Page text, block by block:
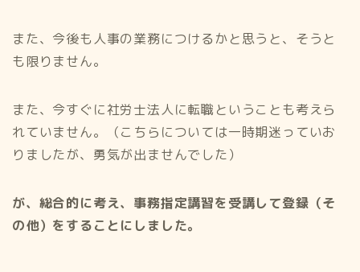
また、今後も人事の業務につけるかと思うと、そうと
も限りません。
また、今すぐに社労士法人に転職ということも考えら
れていません。（こちらについては一時期迷っていお
りましたが、勇気が出ませんでした）
が、総合的に考え、事務指定講習を受講して登録（そ
の他）をすることにしました。